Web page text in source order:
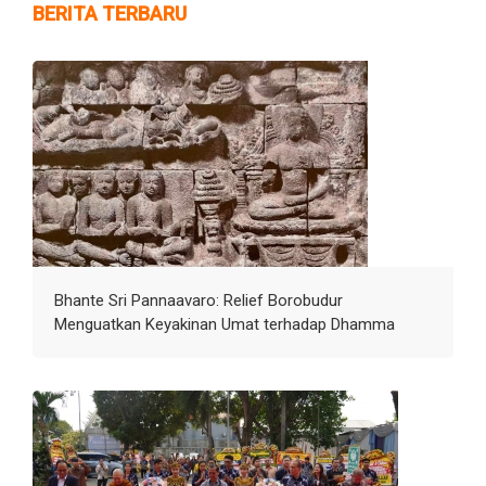
BERITA TERBARU
Bhante Sri Pannaavaro: Relief Borobudur
Menguatkan Keyakinan Umat terhadap Dhamma